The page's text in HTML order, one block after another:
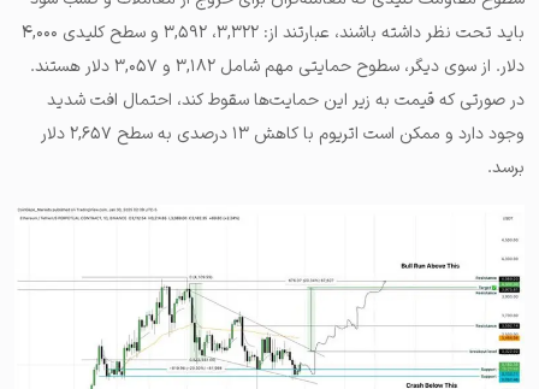
باید تحت نظر داشته باشند، عبارتند از: ۳,۳۲۲، ۳,۵۹۲ و سطح کلیدی ۴,۰۰۰
دلار. از سوی دیگر، سطوح حمایتی مهم شامل ۳,۱۸۲ و ۳,۰۵۷ دلار هستند.
در صورتی که قیمت به زیر این حمایت‌ها سقوط کند، احتمال افت شدید
وجود دارد و ممکن است اتریوم با کاهش ۱۳ درصدی به سطح ۲,۶۵۷ دلار
برسد.